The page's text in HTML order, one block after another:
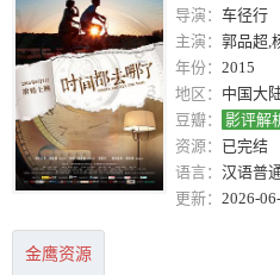
导演： 车径行
主演： 郭品超,
年份： 2015
地区： 中国大
豆瓣：
影评解
资源： 已完结
语言： 汉语普
更新： 2026-
金鹰资源